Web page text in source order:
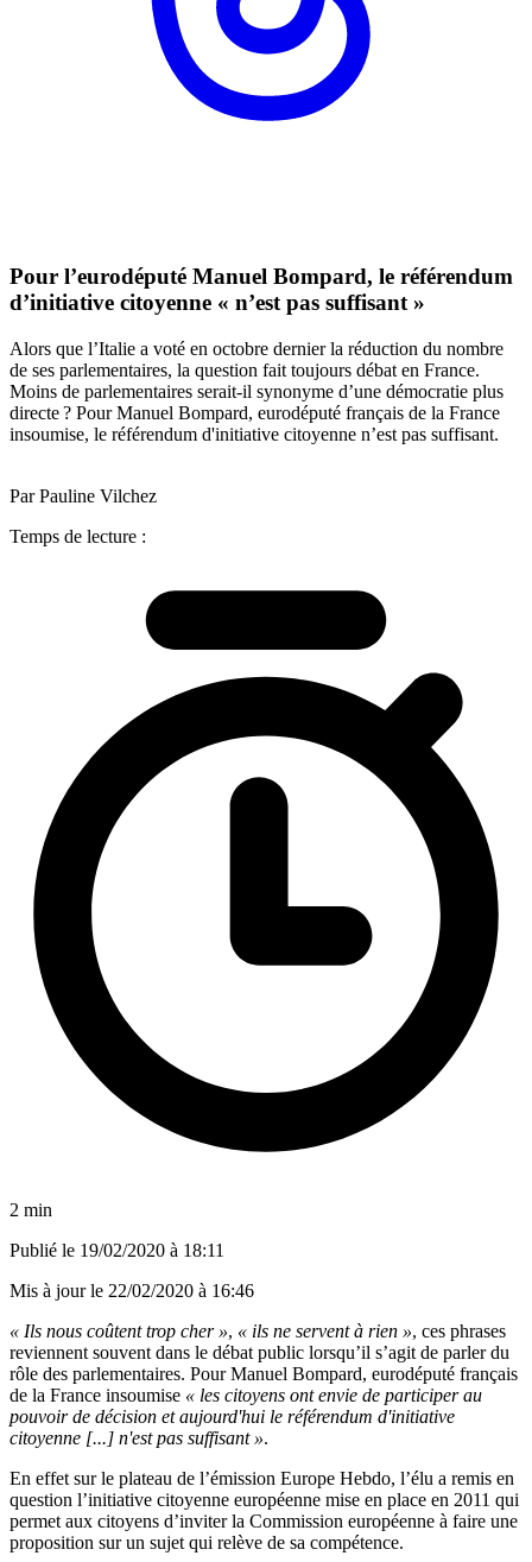
Pour l’eurodéputé Manuel Bompard, le référendum
d’initiative citoyenne « n’est pas suffisant »
Alors que l’Italie a voté en octobre dernier la réduction du nombre
de ses parlementaires, la question fait toujours débat en France.
Moins de parlementaires serait-il synonyme d’une démocratie plus
directe ? Pour Manuel Bompard, eurodéputé français de la France
insoumise, le référendum d'initiative citoyenne n’est pas suffisant. ​
Par Pauline Vilchez
Temps de lecture :
2 min
Publié le 19/02/2020 à 18:11
Mis à jour le 22/02/2020 à 16:46
« Ils nous coûtent trop cher », « ils ne servent à rien », ces phrases
reviennent souvent dans le débat public lorsqu’il s’agit de parler du
rôle des parlementaires. Pour Manuel Bompard, eurodéputé français
de la France insoumise « les citoyens ont envie de participer au
pouvoir de décision et aujourd'hui le référendum d'initiative
citoyenne [...] n'est pas suffisant ».
En effet sur le plateau de l’émission Europe Hebdo, l’élu a remis en
question l’initiative citoyenne européenne mise en place en 2011 qui
permet aux citoyens d’inviter la Commission européenne à faire une
proposition sur un sujet qui relève de sa compétence.